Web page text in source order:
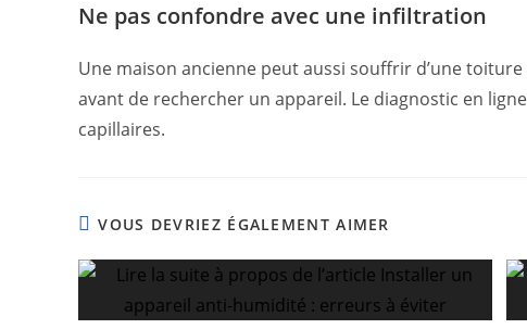
Ne pas confondre avec une infiltration
Une maison ancienne peut aussi souffrir d’une toiture
avant de rechercher un appareil. Le diagnostic en
capillaires.
VOUS DEVRIEZ ÉGALEMENT AIMER